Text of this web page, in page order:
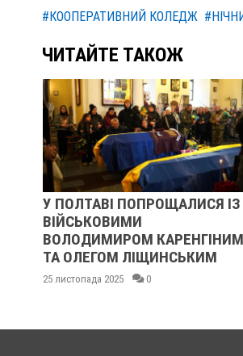
#КООПЕРАТИВНИЙ КОЛЕДЖ
ЧИТАЙТЕ ТАКОЖ
ПОПРОЩАЛИСЯ ІЗ
КАРЕНГІНИМ
ЛІЩИНСЬКИМ
2025 0
У
24